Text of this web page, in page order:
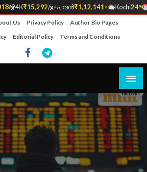
/g
•24K₹15,292/g•പവൻ₹1,12,141• Kochi24°C
•
Us Privacy Policy
Author Bio Pages
Editorial Policy Terms and Conditions